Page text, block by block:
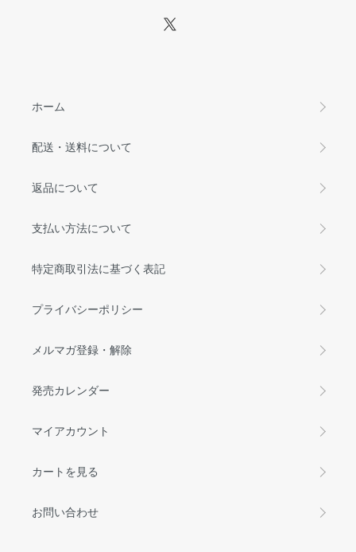
ホーム
配送・送料について
返品について
支払い方法について
特定商取引法に基づく表記
プライバシーポリシー
メルマガ登録・解除
発売カレンダー
マイアカウント
カートを見る
お問い合わせ